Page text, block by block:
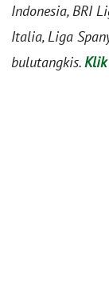
Indonesia, BRI
Italia, Liga
bulutangkis.Klik